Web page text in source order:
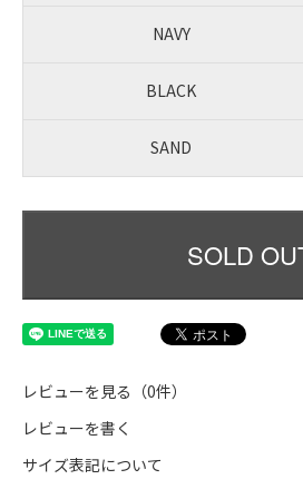
NAVY
BLACK
SAND
SOLD
レビューを見る（0件）
レビューを書く
サイズ表記について